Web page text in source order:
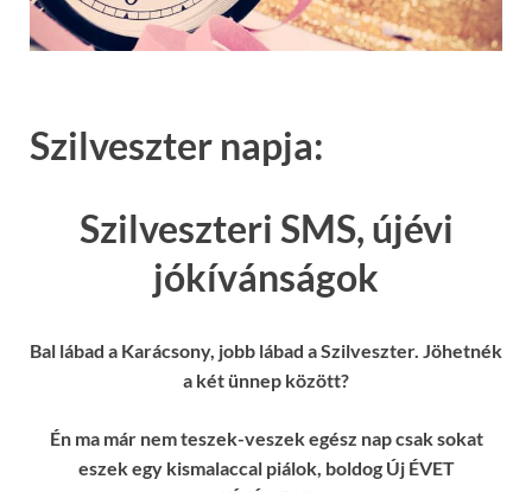
Szilveszter napja:
Szilveszteri SMS, újévi
jókívánságok
Bal lábad a Karácsony, jobb lábad a Szilveszter. Jöhetnék
a két ünnep között?
Én ma már nem teszek-veszek egész nap csak sokat
eszek egy kismalaccal piálok, boldog Új ÉVET